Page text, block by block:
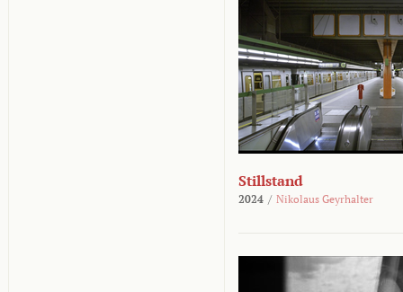
Stillstand
2024 / Nikolaus Geyrhalter